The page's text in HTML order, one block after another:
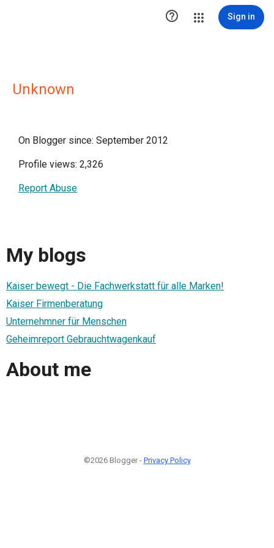
 Sign in
Unknown
On Blogger since: September 2012
Profile views: 2,326
Report Abuse
My blogs
Kaiser bewegt - Die Fachwerkstatt für alle Marken!
Kaiser Firmenberatung
Unternehmner für Menschen
Geheimreport Gebrauchtwagenkauf
About me
©2026 Blogger - Privacy Policy